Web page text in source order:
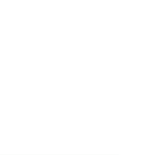
sárból
hosszában az
nyugvó, fa